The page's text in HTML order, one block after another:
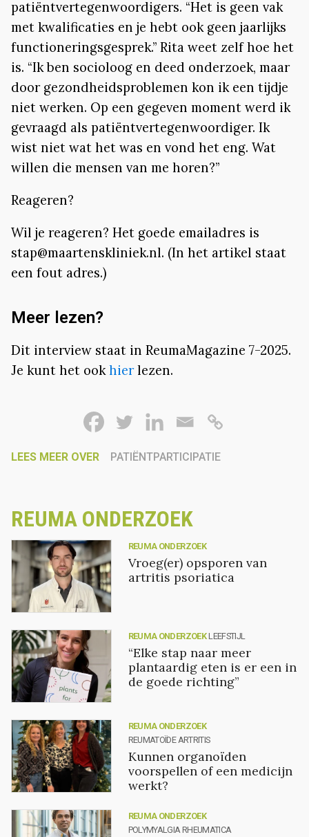
patiëntvertegenwoordigers. “Het is geen vak
met kwalificaties en je hebt ook geen jaarlijks
functioneringsgesprek.” Rita weet zelf hoe het
is. “Ik ben socioloog en deed onderzoek, maar
door gezondheidsproblemen kon ik een tijdje
niet werken. Op een gegeven moment werd ik
gevraagd als patiëntvertegenwoordiger. Ik
wist niet wat het was en vond het eng. Wat
willen die mensen van me horen?”
Reageren?
Wil je reageren? Het goede emailadres is
stap@maartenskliniek.nl. (In het artikel staat
een fout adres.)
Meer lezen?
Dit interview staat in ReumaMagazine 7-2025.
Je kunt het ook hierlezen.
LEES MEER OVER PATIËNTPARTICIPATIE
REUMA ONDERZOEK
REUMA ONDERZOEK
Vroeg(er) opsporen van
artritis psoriatica
REUMA ONDERZOEK LEEFSTIJL
“Elke stap naar meer
plantaardig eten is er een in
de goede richting”
REUMA ONDERZOEK
REUMATOÏDE ARTRITIS
Kunnen organoïden
voorspellen of een medicijn
werkt?
REUMA ONDERZOEK
POLYMYALGIA RHEUMATICA